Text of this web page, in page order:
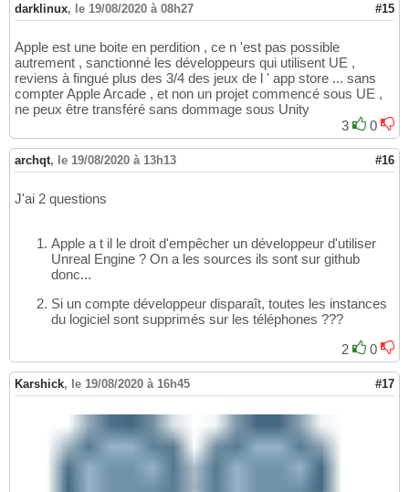
darklinux, le 19/08/2020 à 08h27 #15
Apple est une boite en perdition , ce n 'est pas possible
autrement , sanctionné les développeurs qui utilisent UE ,
reviens à fingué plus des 3/4 des jeux de l ' app store ... sans
compter Apple Arcade , et non un projet commencé sous UE ,
ne peux être transféré sans dommage sous Unity
3
0
archqt, le 19/08/2020 à 13h13 #16
J'ai 2 questions
Apple a t il le droit d'empêcher un développeur d'utiliser
Unreal Engine ? On a les sources ils sont sur github
donc...
Si un compte développeur disparaît, toutes les instances
du logiciel sont supprimés sur les téléphones ???
2
0
Karshick, le 19/08/2020 à 16h45 #17